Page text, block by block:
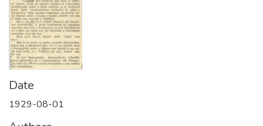
Date
1929-08-01